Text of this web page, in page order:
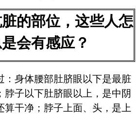
的部位，这些人怎
会有感应？
：身体腰部肚脐眼以下是最脏
脖子以下肚脐眼以上，是中阴
算干净；脖子上面、头，是上